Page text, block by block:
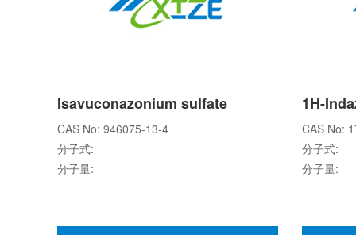
Isavuconazonium sulfate
CAS No: 946075-13-4
分子式:
分子量:
CAS No:
分子式:
分子量: